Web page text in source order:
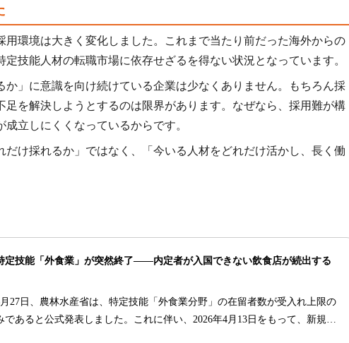
環境は大きく変化しました。これまで当たり前だった海外からの
技能人材の転職市場に依存せざるを得ない状況となっています。
」に意識を向け続けている企業は少なくありません。もちろん採
を解決しようとするのは限界があります。なぜなら、採用難が構
立しにくくなっているからです。
け採れるか」ではなく、「今いる人材をどれだけ活かし、長く働
定技能「外食業」が突然終了——内定者が入国できない飲食店が続出する
27日、農林水産省は、特定技能「外食業分野」の在留者数が受入れ上限の
あると公式発表しました。これに伴い、2026年4月13日をもって、新規の
して「不許可・不交付」となります。これまで人手不足の救世主だった